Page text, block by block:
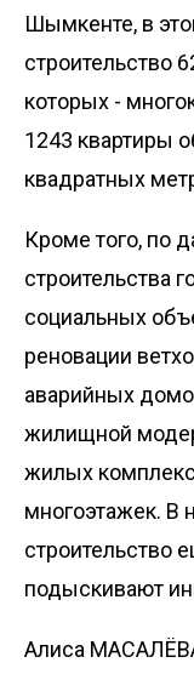
Шымкенте, в
строительство
которых -
1243 квартиры
квадратных
Кроме того, по
строительства
социальных
реновации
аварийных
жилищной
жилых
многоэтажек. В
строительство
подыскивают
Алиса